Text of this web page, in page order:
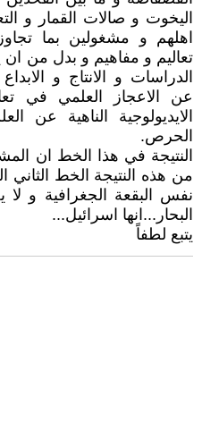
اليخوت و صالات القمار و
اهلهم و مشغولين بما
تعاليم و مفاهيم و بدل من
الدراسات و الانتاج و
عن الاعجاز العلمي في
الايديولوجية الناهية عن
الحرص.
النتيجة في هذا الخط ان
من هذه النتيجة الخط
نفس البقعة الجغرافية و
البحار...انها اسرائيل...
يتبع لطفاً